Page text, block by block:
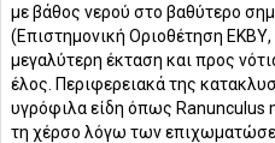
με βάθος νερού στο βαθύτερο
(Επιστημονική Οριοθέτηση
μεγαλύτερη έκταση και προς
έλος. Περιφερειακά της
υγρόφιλα είδη όπως Ranunculus
τη χέρσο λόγω των